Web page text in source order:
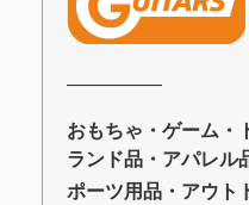
―――――
おもちゃ・ゲーム・
ランド品・アパレル
ポーツ用品・アウト